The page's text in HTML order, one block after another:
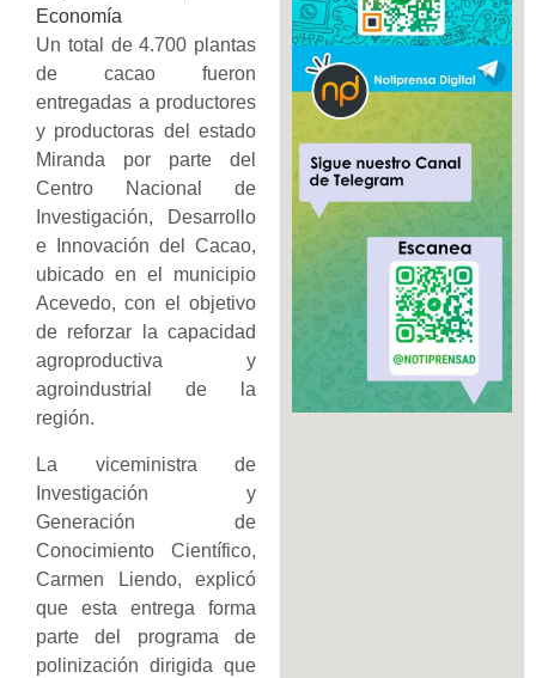
Economía
Un total de 4.700 plantas
de cacao fueron
entregadas a productores
y productoras del estado
Miranda por parte del
Centro Nacional de
Investigación, Desarrollo
e Innovación del Cacao,
ubicado en el municipio
Acevedo, con el objetivo
de reforzar la capacidad
agroproductiva y
agroindustrial de la
región.
La viceministra de
Investigación y
Generación de
Conocimiento Científico,
Carmen Liendo, explicó
que esta entrega forma
parte del programa de
polinización dirigida que